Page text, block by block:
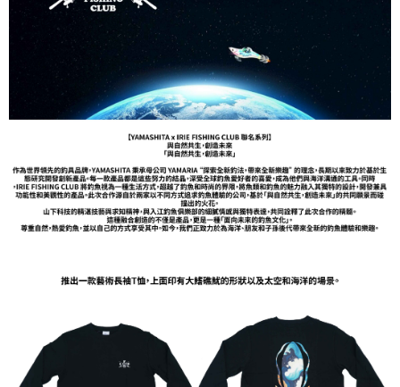
時審查核予不同之上限額度；若仍有額度不足之情形，本公司將視審查結果
請求用戶進行身份認證。
５．嚴禁一人註冊多個帳號或使用他人資訊註冊。若發現惡意使用之情形，
恩沛科技股份有限公司將有權停止該用戶之使用額度並採取法律行動。
每筆NT$200，滿NT$3,000(含以上)免運費